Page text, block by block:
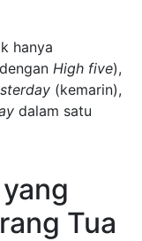
hanya
High five),
(kemarin),
dalam satu
Tua